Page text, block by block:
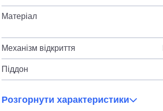
Матеріал
Механізм відкриття
Піддон
Розгорнути характеристики